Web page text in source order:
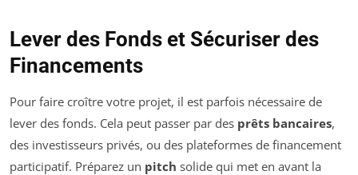
Lever des Fonds et Sécuriser des
Financements
Pour faire croître votre projet, il est parfois nécessaire de
lever des fonds. Cela peut passer par des prêts bancaires,
des investisseurs privés, ou des plateformes de financement
participatif. Préparez un pitch solide qui met en avant la